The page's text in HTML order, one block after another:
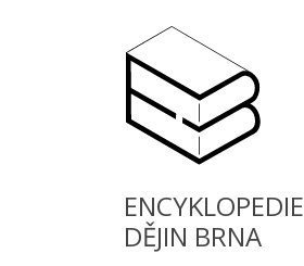
ENCYKLOPEDIE
DĚJIN BRNA